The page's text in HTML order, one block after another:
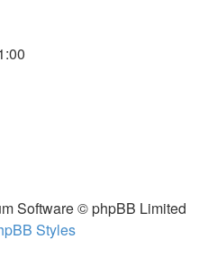
Software © phpBB Limited
Styles